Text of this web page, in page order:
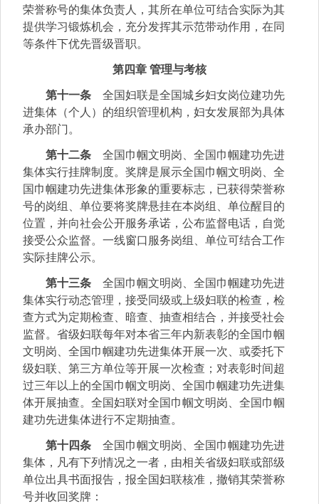
荣誉称号的集体负责人，其所在单位可结合实际为其
提供学习锻炼机会，充分发挥其示范带动作用，在同
等条件下优先晋级晋职。
第四章 管理与考核
第十一条 全国妇联是全国城乡妇女岗位建功先
进集体（个人）的组织管理机构，妇女发展部为具体
承办部门。
第十二条 全国巾帼文明岗、全国巾帼建功先进
集体实行挂牌制度。奖牌是展示全国巾帼文明岗、全
国巾帼建功先进集体形象的重要标志，已获得荣誉称
号的岗组、单位要将奖牌悬挂在本岗组、单位醒目的
位置，并向社会公开服务承诺，公布监督电话，自觉
接受公众监督。一线窗口服务岗组、单位可结合工作
实际挂牌公示。
第十三条 全国巾帼文明岗、全国巾帼建功先进
集体实行动态管理，接受同级或上级妇联的检查，检
查方式为定期检查、暗查、抽查相结合，并接受社会
监督。省级妇联每年对本省三年内新表彰的全国巾帼
文明岗、全国巾帼建功先进集体开展一次、或委托下
级妇联、第三方单位等开展一次检查；对表彰时间超
过三年以上的全国巾帼文明岗、全国巾帼建功先进集
体开展抽查。全国妇联对全国巾帼文明岗、全国巾帼
建功先进集体进行不定期抽查。
第十四条 全国巾帼文明岗、全国巾帼建功先进
集体，凡有下列情况之一者，由相关省级妇联或部级
单位出具书面报告，报全国妇联核准，撤销其荣誉称
号并收回奖牌：